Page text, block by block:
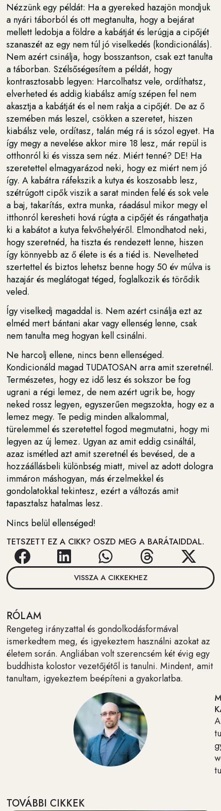
Nézzünk egy példát: Ha a gyereked hazajön mondjuk
a nyári táborból és ott megtanulta, hogy a bejárat
mellett ledobja a földre a kabátját és lerúgja a cipőjét
szanaszét az egy nem túl jó viselkedés (kondicionálás).
Nem azért csinálja, hogy bosszantson, csak ezt tanulta
a táborban. Szélsőségesítem a példát, hogy
kontrasztosabb legyen: Harcolhatsz vele, ordíthatsz,
elverheted és addig kiabálsz amíg szépen fel nem
akasztja a kabátját és el nem rakja a cipőjét. De az ő
szemében más leszel, csökken a szeretet, hiszen
kiabálsz vele, ordítasz, talán még rá is sózol egyet. Ha
így megy a nevelése akkor mire 18 lesz, már repül is
otthonról ki és vissza sem néz. Miért tenné? DE! Ha
szeretettel elmagyarázod neki, hogy ez miért nem jó
így. A kabátra ráfekszik a kutya és koszosabb lesz,
szétrúgott cipők viszik a sarat minden felé és sok vele
a baj, takarítás, extra munka, ráadásul mikor megy el
itthonról keresheti hová rúgta a cipőjét és rángathatja
ki a kabátot a kutya fekvőhelyéről. Elmondhatod neki,
hogy szeretnéd, ha tiszta és rendezett lenne, hiszen
így könnyebb az ő élete is és a tiéd is. Nevelheted
szertettel és biztos lehetsz benne hogy 50 év múlva is
hazajár és meglátogat téged, foglalkozik és törődik
veled.
Így viselkedj magaddal is. Nem azért csinálja ezt az
elméd mert bántani akar vagy ellenség lenne, csak
nem tanulta meg hogyan kell csinálni.
Ne harcolj ellene, nincs benn ellenséged.
Kondicionáld magad TUDATOSAN arra amit szeretnél.
Természetes, hogy ez idő lesz és sokszor be fog
ugrani a régi lemez, de nem azért ugrik be, hogy
neked rossz legyen, egyszerűen megszokta, hogy ez a
lemez megy. Te pedig minden alkalommal,
türelemmel és szeretettel fogod megmutatni, hogy mi
legyen az új lemez. Ugyan az amit eddig csináltál,
azaz ismétled azt amit szeretnél és bevésed, de a
hozzáállásbeli különbség miatt, mivel az adott dologra
immáron máshogyan, más érzelmekkel és
gondolatokkal tekintesz, ezért a változás amit
tapasztalsz hatalmas lesz.
Nincs belül ellenséged!
TETSZETT EZ A CIKK? OSZD MEG A BARÁTAIDDAL.
VISSZA A CIKKEKHEZ
RÓLAM
Rengeteg irányzattal és gondolkodásformával
ismerkedtem meg, és igyekeztem használni azokat az
életem során. Angliában volt szerencsém két évig egy
buddhista kolostor vezetőjétől is tanulni. Mindent, amit
tanultam, igyekeztem beépíteni a gyakorlatba.
A
TOVÁBBI CIKKEK